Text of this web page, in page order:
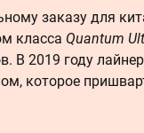
заказу для
класса Quantum
В 2019 году
которое